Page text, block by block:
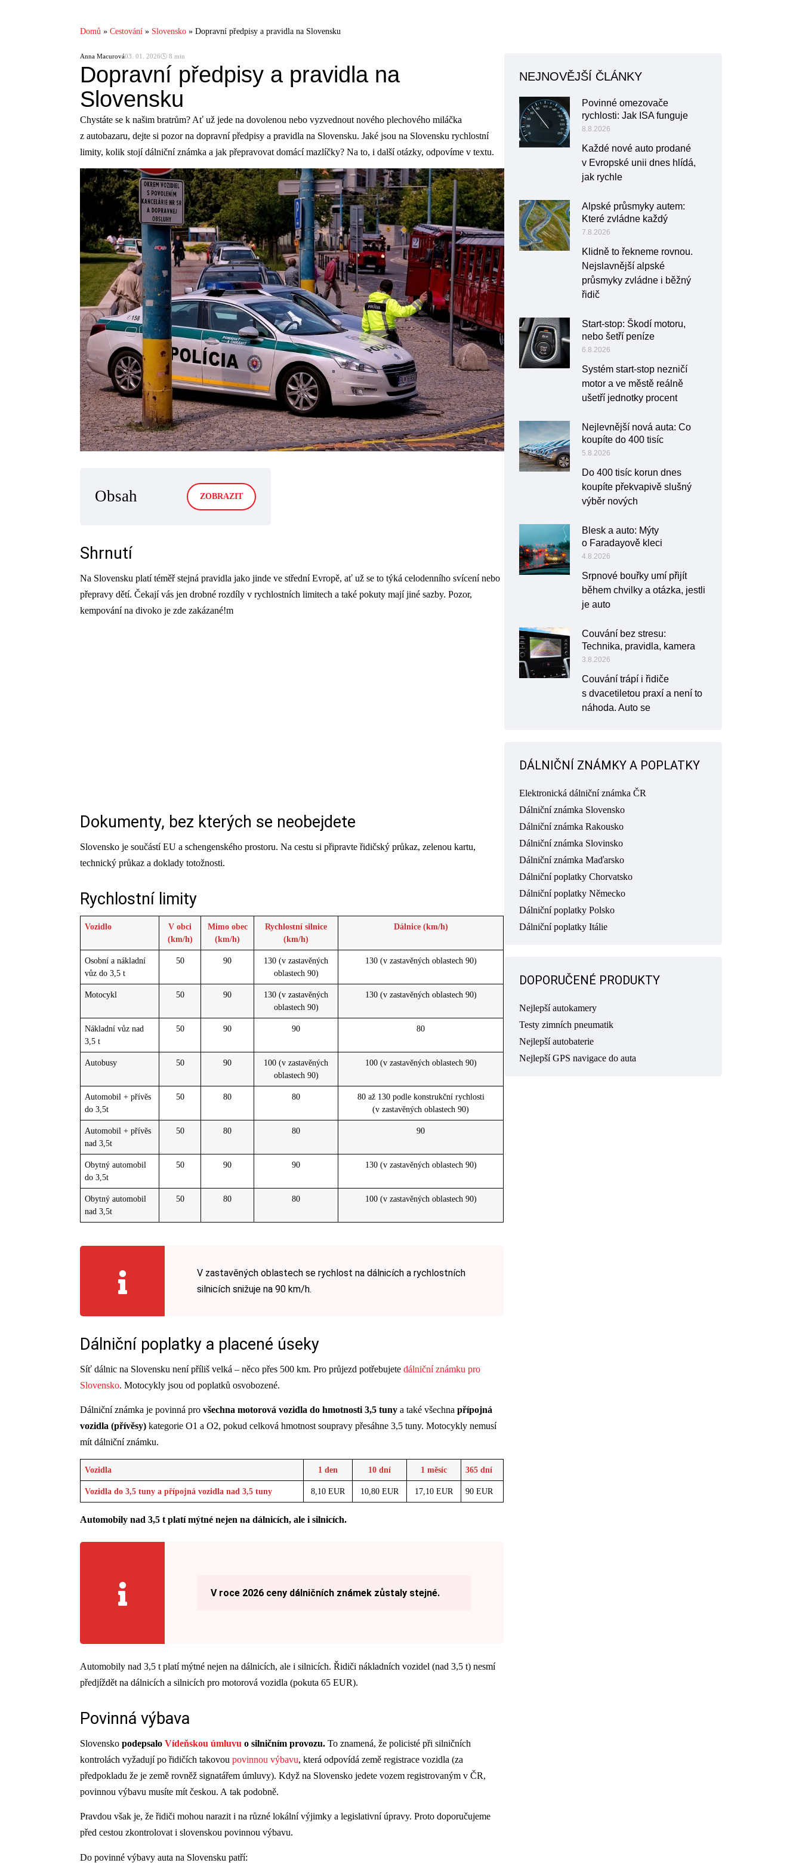
Domů » Cestování » Slovensko » Dopravní předpisy a pravidla na Slovensku
Anna Macurová03. 01. 2026🕓 8 min
Dopravní předpisy a pravidla na
Slovensku
Chystáte se k našim bratrům? Ať už jede na dovolenou nebo vyzvednout nového plechového miláčka
z autobazaru, dejte si pozor na dopravní předpisy a pravidla na Slovensku. Jaké jsou na Slovensku rychlostní
limity, kolik stojí dálniční známka a jak přepravovat domácí mazlíčky? Na to, i další otázky, odpovíme v textu.
Obsah ZOBRAZIT
Shrnutí
Na Slovensku platí téměř stejná pravidla jako jinde ve střední Evropě, ať už se to týká celodenního svícení nebo
přepravy dětí. Čekají vás jen drobné rozdíly v rychlostních limitech a také pokuty mají jiné sazby. Pozor,
kempování na divoko je zde zakázané!m
Dokumenty, bez kterých se neobejdete
Slovensko je součástí EU a schengenského prostoru. Na cestu si připravte řidičský průkaz, zelenou kartu,
technický průkaz a doklady totožnosti.
Rychlostní limity
Vozidlo
V obci
(km/h)
Mimo obec
(km/h)
Rychlostní silnice
(km/h)
Dálnice (km/h)
Osobní a nákladní
vůz do 3,5 t
50 90
130 (v zastavěných
oblastech 90)
130 (v zastavěných oblastech 90)
Motocykl 50 90
130 (v zastavěných
oblastech 90)
130 (v zastavěných oblastech 90)
Nákladní vůz nad
3,5 t
50 90 90 80
Autobusy 50 90
100 (v zastavěných
oblastech 90)
100 (v zastavěných oblastech 90)
Automobil + přívěs
do 3,5t
50 80 80
80 až 130 podle konstrukční rychlosti
(v zastavěných oblastech 90)
Automobil + přívěs
nad 3,5t
50 80 80 90
Obytný automobil
do 3,5t
50 90 90 130 (v zastavěných oblastech 90)
Obytný automobil
nad 3,5t
50 80 80 100 (v zastavěných oblastech 90)
V zastavěných oblastech se rychlost na dálnicích a rychlostních
silnicích snižuje na 90 km/h.
Dálniční poplatky a placené úseky
Síť dálnic na Slovensku není příliš velká – něco přes 500 km. Pro průjezd potřebujete dálniční známku pro
Slovensko. Motocykly jsou od poplatků osvobozené.
Dálniční známka je povinná pro všechna motorová vozidla do hmotnosti 3,5 tuny a také všechna přípojná
vozidla (přívěsy) kategorie O1 a O2, pokud celková hmotnost soupravy přesáhne 3,5 tuny. Motocykly nemusí
mít dálniční známku.
Vozidla 1 den 10 dní 1 měsíc 365 dní
Vozidla do 3,5 tuny a přípojná vozidla nad 3,5 tuny 8,10 EUR 10,80 EUR 17,10 EUR 90 EUR
Automobily nad 3,5 t platí mýtné nejen na dálnicích, ale i silnicích.
V roce 2026 ceny dálničních známek zůstaly stejné.
Automobily nad 3,5 t platí mýtné nejen na dálnicích, ale i silnicích. Řidiči nákladních vozidel (nad 3,5 t) nesmí
předjíždět na dálnicích a silnicích pro motorová vozidla (pokuta 65 EUR).
Povinná výbava
Slovensko podepsalo Vídeňskou úmluvu o silničním provozu. To znamená, že policisté při silničních
kontrolách vyžadují po řidičích takovou povinnou výbavu, která odpovídá země registrace vozidla (za
předpokladu že je země rovněž signatářem úmluvy). Když na Slovensko jedete vozem registrovaným v ČR,
povinnou výbavu musíte mít českou. A tak podobně.
Pravdou však je, že řidiči mohou narazit i na různé lokální výjimky a legislativní úpravy. Proto doporučujeme
před cestou zkontrolovat i slovenskou povinnou výbavu.
Do povinné výbavy auta na Slovensku patří:
NEJNOVĚJŠÍ ČLÁNKY
Povinné omezovače
rychlosti: Jak ISA funguje
8.8.2026
Každé nové auto prodané
v Evropské unii dnes hlídá,
jak rychle
Alpské průsmyky autem:
Které zvládne každý
7.8.2026
Klidně to řekneme rovnou.
Nejslavnější alpské
průsmyky zvládne i běžný
řidič
Start-stop: Škodí motoru,
nebo šetří peníze
6.8.2026
Systém start-stop nezničí
motor a ve městě reálně
ušetří jednotky procent
Nejlevnější nová auta: Co
koupíte do 400 tisíc
5.8.2026
Do 400 tisíc korun dnes
koupíte překvapivě slušný
výběr nových
Blesk a auto: Mýty
o Faradayově kleci
4.8.2026
Srpnové bouřky umí přijít
během chvilky a otázka, jestli
je auto
Couvání bez stresu:
Technika, pravidla, kamera
3.8.2026
Couvání trápí i řidiče
s dvacetiletou praxí a není to
náhoda. Auto se
DÁLNIČNÍ ZNÁMKY A POPLATKY
Elektronická dálniční známka ČR
Dálniční známka Slovensko
Dálniční známka Rakousko
Dálniční známka Slovinsko
Dálniční známka Maďarsko
Dálniční poplatky Chorvatsko
Dálniční poplatky Německo
Dálniční poplatky Polsko
Dálniční poplatky Itálie
DOPORUČENÉ PRODUKTY
Nejlepší autokamery
Testy zimních pneumatik
Nejlepší autobaterie
Nejlepší GPS navigace do auta